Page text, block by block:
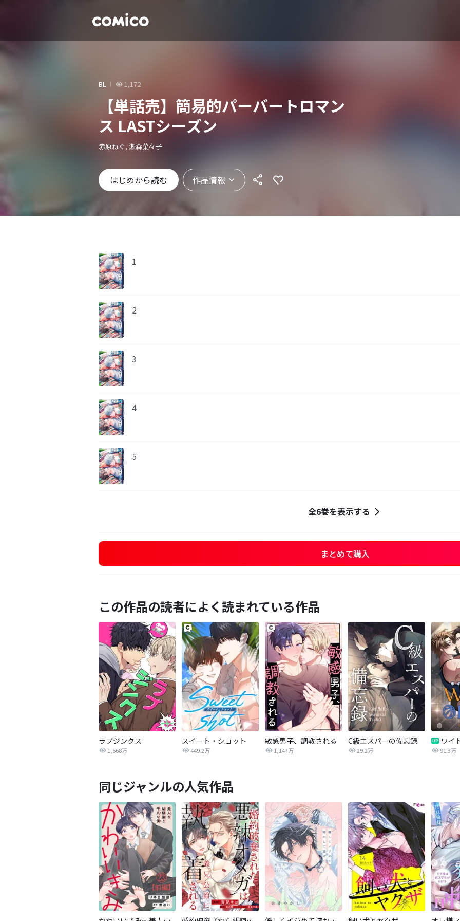
BL 1,172
【単話売】簡易的パーバートロマン
ス LASTシーズン
赤原ねぐ, 瀬森菜々子
はじめから読む 作品情報
1
2
3
4
5
全6巻を表示する
まとめて購入
この作品の読者によく読まれている作品
ラブジンクス
1,668万
スイート・ショット
449.2万
敏感男子、調教される
1,147万
C級エスパーの備忘録
29.2万 91.3万
同じジャンルの人気作品